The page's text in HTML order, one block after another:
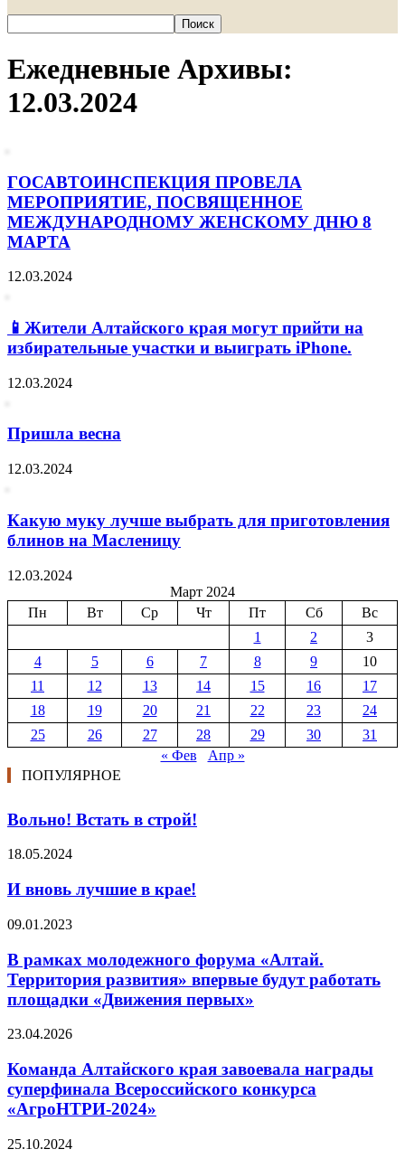
Ежедневные Архивы:
12.03.2024
ГОСАВТОИНСПЕКЦИЯ ПРОВЕЛА
МЕРОПРИЯТИЕ, ПОСВЯЩЕННОЕ
МЕЖДУНАРОДНОМУ ЖЕНСКОМУ ДНЮ 8
МАРТА
12.03.2024
📱Жители Алтайского края могут прийти на
избирательные участки и выиграть iPhone.
12.03.2024
Пришла весна
12.03.2024
Какую муку лучше выбрать для приготовления
блинов на Масленицу
12.03.2024
Март 2024
Пн
Вт Ср Чт Пт Сб
Вс
1
2
3
4
5 6 7 8 9
10
11
12 13 14 15 16
17
18
19 20 21 22 23
24
25
26 27 28 29 30
31
« Фев
Апр »
ПОПУЛЯРНОЕ
Вольно! Встать в строй!
18.05.2024
И вновь лучшие в крае!
09.01.2023
В рамках молодежного форума «Алтай.
Территория развития» впервые будут работать
площадки «Движения первых»
23.04.2026
Команда Алтайского края завоевала награды
суперфинала Всероссийского конкурса
«АгроНТРИ-2024»
25.10.2024